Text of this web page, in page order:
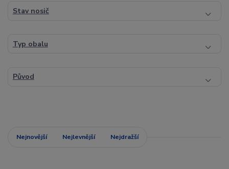
Stav nosič
Typ obalu
Původ
Nejnovější Nejlevnější Nejdražší